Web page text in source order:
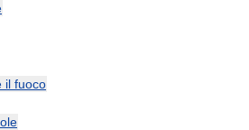
il fuoco